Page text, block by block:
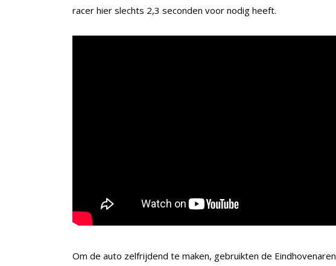
racer hier slechts 2,3 seconden voor nodig heeft.
Om de auto zelfrijdend te maken, gebruikten de Eindhovenaren